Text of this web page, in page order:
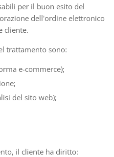
per il buon esito del
dell'ordine elettronico
cliente.
trattamento sono:
e-commerce);
del sito web);
il cliente ha diritto: